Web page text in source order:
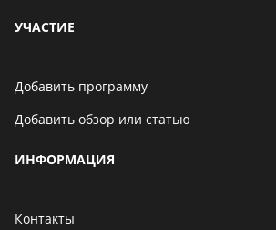
УЧАСТИЕ
Добавить программу
Добавить обзор или статью
ИНФОРМАЦИЯ
Контакты